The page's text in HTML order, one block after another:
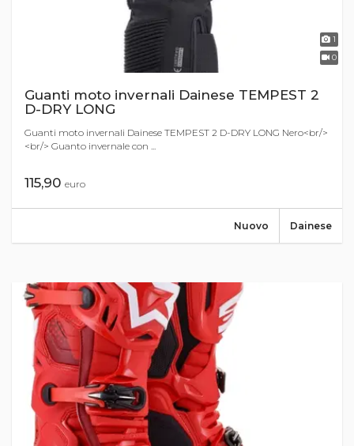
1
0
Guanti moto invernali Dainese TEMPEST 2
D-DRY LONG
Guanti moto invernali Dainese TEMPEST 2 D-DRY LONG Nero<br/>
<br/> Guanto invernale con ...
115,90 euro
Dainese
Nuovo